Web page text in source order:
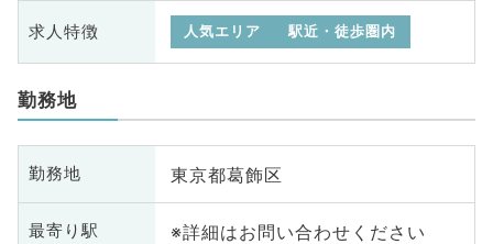
求人特徴 人気エリア 駅近・徒歩圏内
勤務地
勤務地 東京都葛飾区
最寄り駅 ※詳細はお問い合わせください